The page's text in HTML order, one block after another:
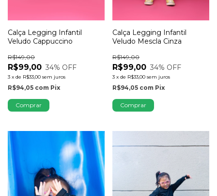
Calça Legging Infantil
Veludo Cappuccino
R$99,00
R$149,00
34% OFF
3 x de R$33,00 sem juros
R$94,05 com Pix
Comprar
Calça Legging Infantil
Veludo Mescla Cinza
R$99,00
R$149,00
34% OFF
3 x de R$33,00 sem juros
R$94,05 com Pix
Comprar